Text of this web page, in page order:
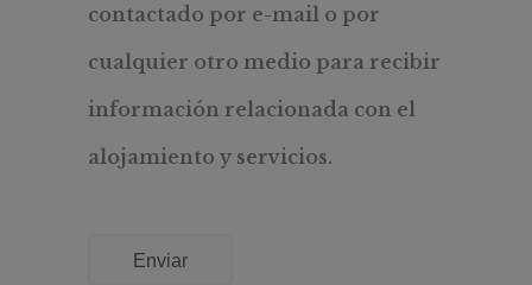
contactado por e-mail o por
cualquier otro medio para recibir
información relacionada con el
alojamiento y servicios.
Enviar